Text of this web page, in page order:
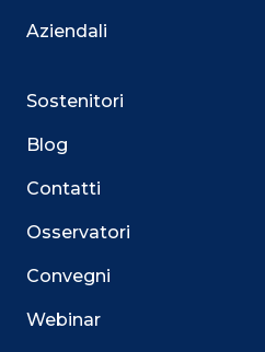
Aziendali
Sostenitori
Blog
Contatti
Osservatori
Convegni
Webinar